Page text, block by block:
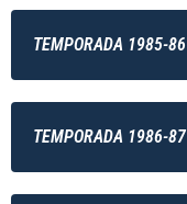
TEMPORADA 1985-86
TEMPORADA 1986-87